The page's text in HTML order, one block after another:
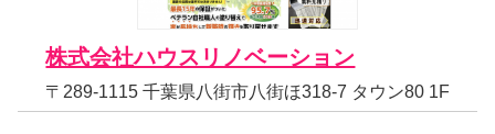
株式会社ハウスリノベーション
〒289-1115 千葉県八街市八街ほ318-7 タウン80 1F